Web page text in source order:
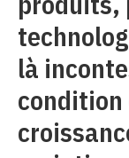
là
condition